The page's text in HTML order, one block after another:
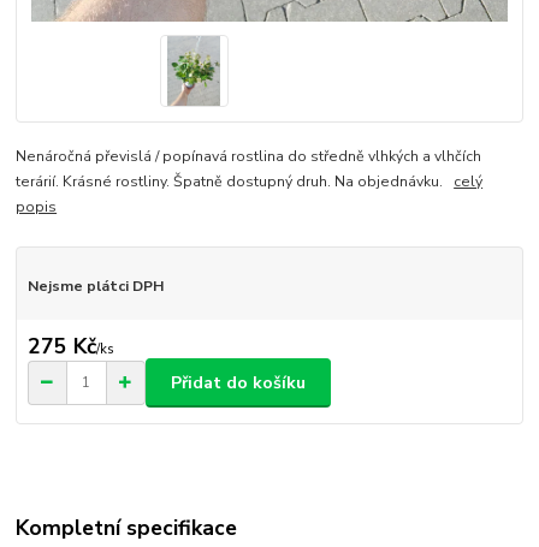
Nenáročná převislá / popínavá rostlina do středně vlhkých a vlhčích
terárií. Krásné rostliny. Špatně dostupný druh. Na objednávku. celý
popis
Nejsme plátci DPH
275 Kč/ks
Přidat do košíku
Kompletní specifikace